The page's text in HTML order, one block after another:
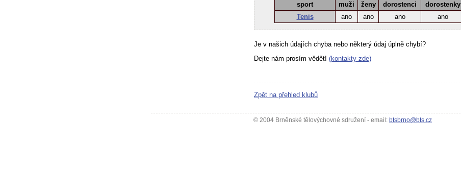
sport muži ženy dorostenci dorostenky
Tenis
ano ano ano ano
Je v našich údajích chyba nebo některý údaj úplně chybí?
Dejte nám prosím vědět! (kontakty zde)
Zpět na přehled klubů
© 2004 Brněnské tělovýchovné sdružení - email: btsbrno@bts.cz